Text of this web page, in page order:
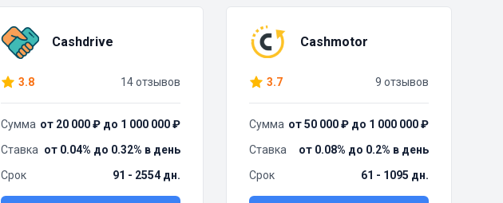
Cashdrive
3.8 14 отзывов
Сумма от 20 000 ₽ до 1 000 000 ₽
Ставка от 0.04% до 0.32% в день
Срок
91 - 2554 дн.
Cashmotor
3.7 9 отзывов
Сумма от 50 000 ₽ до 1 000 000 ₽
Ставка
от 0.08% до 0.2% в день
Срок
61 - 1095 дн.